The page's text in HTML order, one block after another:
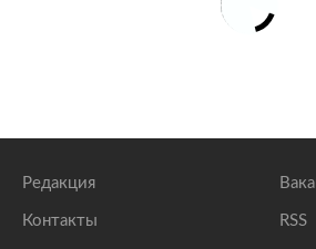
Редакция
Контакты RSS